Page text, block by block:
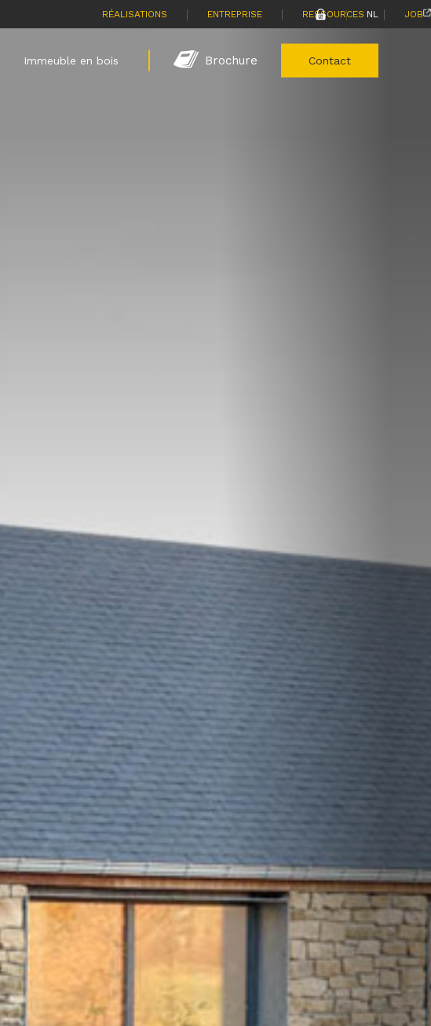
RÉALISATIONS | ENTREPRISE | RESSOURCES | JOB
| NL
Immeuble en bois Brochure Contact